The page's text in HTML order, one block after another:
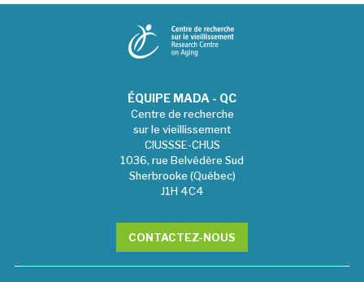
ÉQUIPE MADA - QC
Centre de recherche
sur le vieillissement
CIUSSSE-CHUS
1036, rue Belvédère Sud
Sherbrooke (Québec)
J1H 4C4
CONTACTEZ-NOUS